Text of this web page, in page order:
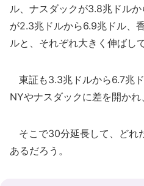
ル、ナスダックが3.8兆ドル
が2.3兆ドルから6.9兆ドル、
ルと、それぞれ大きく伸ばし
東証も3.3兆ドルから6.7兆
NYやナスダックに差を開かれ
そこで30分延長して、どれ
あるだろう。